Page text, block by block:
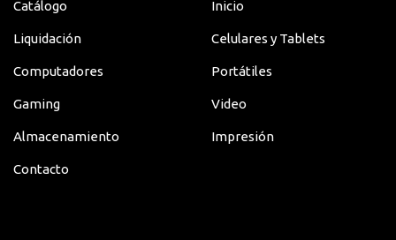
Catálogo Inicio
Liquidación Celulares y Tablets
Computadores Portátiles
Gaming Video
Almacenamiento Impresión
Contacto